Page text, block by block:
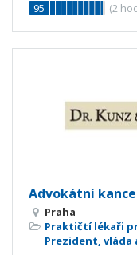
95
(2
Advokátní
Praha
Praktičtí lékaři
Prezident, vláda